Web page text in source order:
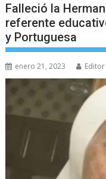
Falleció la
referente
y Portuguesa
enero 21, 2023 Editor